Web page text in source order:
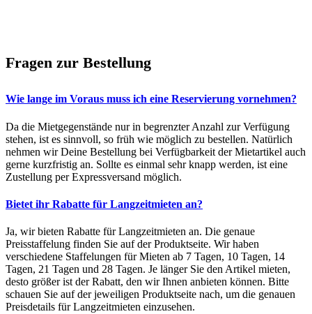
Fragen zur Bestellung
Wie lange im Voraus muss ich eine Reservierung vornehmen?
Da die Mietgegenstände nur in begrenzter Anzahl zur Verfügung
stehen, ist es sinnvoll, so früh wie möglich zu bestellen. Natürlich
nehmen wir Deine Bestellung bei Verfügbarkeit der Mietartikel auch
gerne kurzfristig an. Sollte es einmal sehr knapp werden, ist eine
Zustellung per Expressversand möglich.
Bietet ihr Rabatte für Langzeitmieten an?
Ja, wir bieten Rabatte für Langzeitmieten an. Die genaue
Preisstaffelung finden Sie auf der Produktseite. Wir haben
verschiedene Staffelungen für Mieten ab 7 Tagen, 10 Tagen, 14
Tagen, 21 Tagen und 28 Tagen. Je länger Sie den Artikel mieten,
desto größer ist der Rabatt, den wir Ihnen anbieten können. Bitte
schauen Sie auf der jeweiligen Produktseite nach, um die genauen
Preisdetails für Langzeitmieten einzusehen.